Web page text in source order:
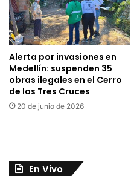
Alerta por invasiones en
Medellín: suspenden 35
obras ilegales en el Cerro
de las Tres Cruces
20 de junio de 2026
En Vivo